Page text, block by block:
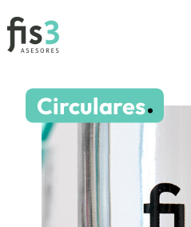
Search
for:
Circulares